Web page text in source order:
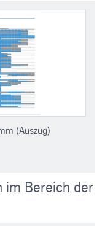
(Auszug)
im Bereich der